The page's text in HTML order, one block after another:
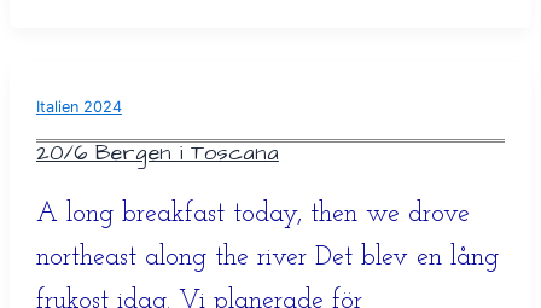
Italien 2024
20/6 Bergen i Toscana
A long breakfast today, then we drove
northeast along the river Det blev en lång
frukost idag. Vi planerade för